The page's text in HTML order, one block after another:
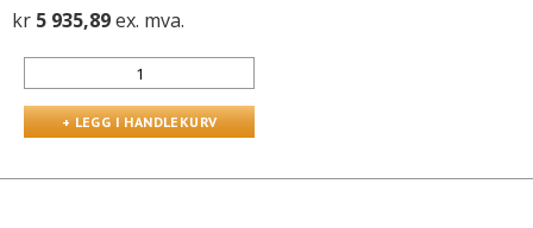
kr 5 935,89ex. mva.